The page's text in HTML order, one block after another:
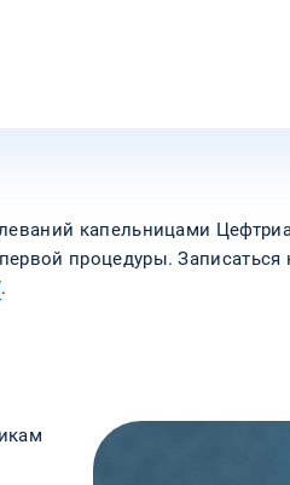
капельницами
процедуры. Записаться
.